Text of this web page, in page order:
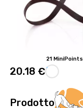
21 MiniPoints
20.18 €
Prodotto